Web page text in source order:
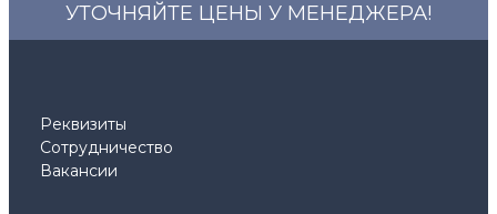
УТОЧНЯЙТЕ ЦЕНЫ У МЕНЕДЖЕРА!
Реквизиты
Сотрудничество
Вакансии